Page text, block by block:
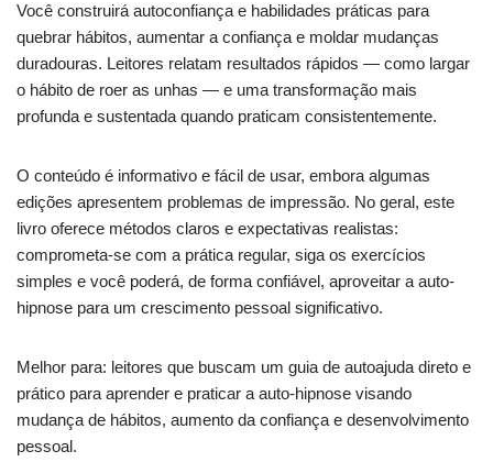
Você construirá autoconfiança e habilidades práticas para
quebrar hábitos, aumentar a confiança e moldar mudanças
duradouras. Leitores relatam resultados rápidos — como largar
o hábito de roer as unhas — e uma transformação mais
profunda e sustentada quando praticam consistentemente.
O conteúdo é informativo e fácil de usar, embora algumas
edições apresentem problemas de impressão. No geral, este
livro oferece métodos claros e expectativas realistas:
comprometa-se com a prática regular, siga os exercícios
simples e você poderá, de forma confiável, aproveitar a auto-
hipnose para um crescimento pessoal significativo.
Melhor para: leitores que buscam um guia de autoajuda direto e
prático para aprender e praticar a auto-hipnose visando
mudança de hábitos, aumento da confiança e desenvolvimento
pessoal.